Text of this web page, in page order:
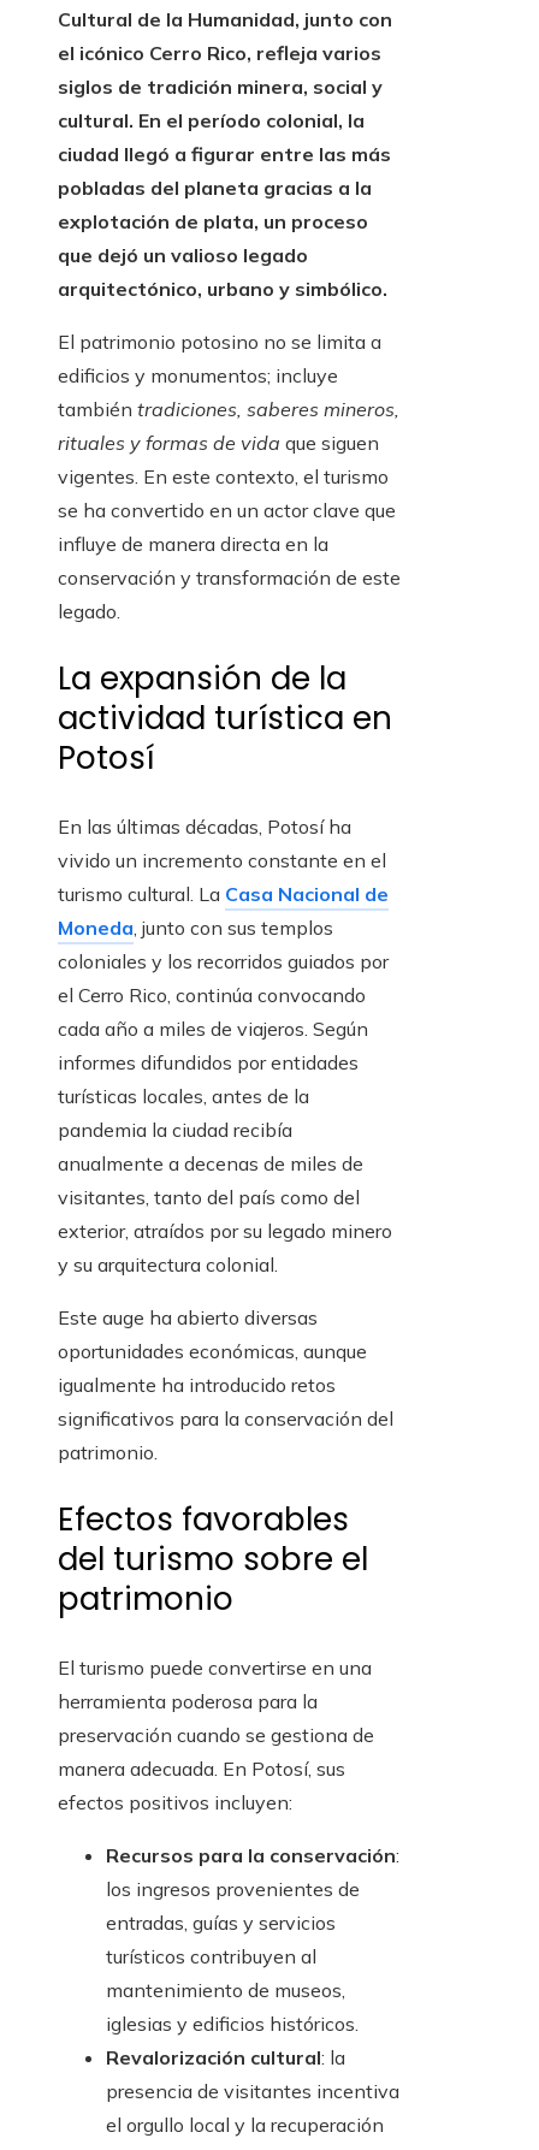
Cultural de la Humanidad, junto con
el icónico Cerro Rico, refleja varios
siglos de tradición minera, social y
cultural. En el período colonial, la
ciudad llegó a figurar entre las más
pobladas del planeta gracias a la
explotación de plata, un proceso
que dejó un valioso legado
arquitectónico, urbano y simbólico.
El patrimonio potosino no se limita a
edificios y monumentos; incluye
también tradiciones, saberes mineros,
rituales y formas de vida que siguen
vigentes. En este contexto, el turismo
se ha convertido en un actor clave que
influye de manera directa en la
conservación y transformación de este
legado.
La expansión de la
actividad turística en
Potosí
En las últimas décadas, Potosí ha
vivido un incremento constante en el
turismo cultural. La Casa Nacional de
Moneda, junto con sus templos
coloniales y los recorridos guiados por
el Cerro Rico, continúa convocando
cada año a miles de viajeros. Según
informes difundidos por entidades
turísticas locales, antes de la
pandemia la ciudad recibía
anualmente a decenas de miles de
visitantes, tanto del país como del
exterior, atraídos por su legado minero
y su arquitectura colonial.
Este auge ha abierto diversas
oportunidades económicas, aunque
igualmente ha introducido retos
significativos para la conservación del
patrimonio.
Efectos favorables
del turismo sobre el
patrimonio
El turismo puede convertirse en una
herramienta poderosa para la
preservación cuando se gestiona de
manera adecuada. En Potosí, sus
efectos positivos incluyen:
Recursos para la conservación:
los ingresos provenientes de
entradas, guías y servicios
turísticos contribuyen al
mantenimiento de museos,
iglesias y edificios históricos.
Revalorización cultural: la
presencia de visitantes incentiva
el orgullo local y la recuperación